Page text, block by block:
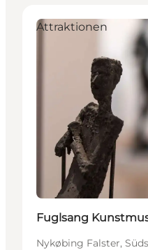
Attraktionen
Fuglsang
Nykøbing Falster,